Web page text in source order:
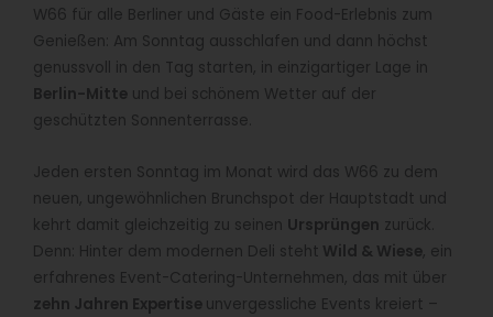
W66 für alle Berliner und Gäste ein Food-Erlebnis zum
Genießen: Am Sonntag ausschlafen und dann höchst
genussvoll in den Tag starten, in einzigartiger Lage in
Berlin-Mitte und bei schönem Wetter auf der
geschützten Sonnenterrasse.
Jeden ersten Sonntag im Monat wird das W66 zu dem
neuen, ungewöhnlichen Brunchspot der Hauptstadt und
kehrt damit gleichzeitig zu seinen Ursprüngen zurück.
Denn: Hinter dem modernen Deli steht Wild & Wiese, ein
erfahrenes Event-Catering-Unternehmen, das mit über
zehn Jahren Expertise unvergessliche Events kreiert –